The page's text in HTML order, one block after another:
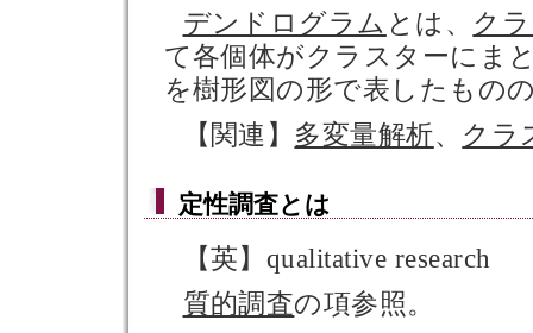
デンドログラム とは、 ク
て各個体がクラスターにま
を樹形図の形で表したもの
【関連】 多変量解析、 クラ
定性調査とは
【英】qualitative research
質的調査の項参照。